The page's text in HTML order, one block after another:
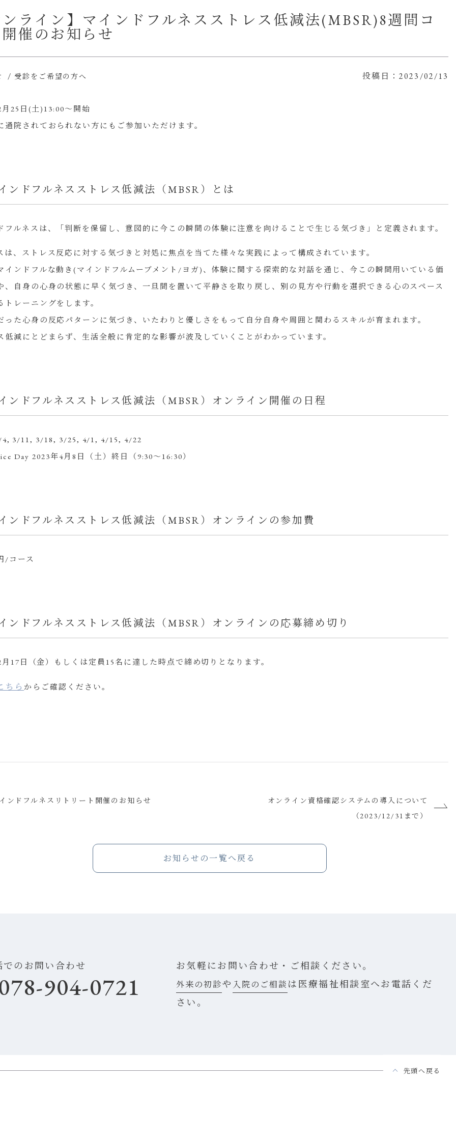
ンライン】マインドフルネスストレス低減法(MBSR)8週間コ
催のお知らせ
/受診をご希望の方へ 投稿日：2023/02/13
月25日(土)13:00〜開始
通院されておられない方にもご参加いただけます。
ンドフルネスストレス低減法（MBSR）とは
フルネスは、「判断を保留し、意図的に今この瞬間の体験に注意を向けることで生じる気づき」と定義されます。
は、ストレス反応に対する気づきと対処に焦点を当てた様々な実践によって構成されています。
インドフルな動き(マインドフルムーブメント/ヨガ)、体験に関する探索的な対話を通じ、今この瞬間用いている価
、自身の心身の状態に早く気づき、一旦間を置いて平静さを取り戻し、別の見方や行動を選択できる心のスペース
トレーニングをします。
った心身の反応パターンに気づき、いたわりと優しさをもって自分自身や周囲と関わるスキルが育まれます。
低減にとどまらず、生活全般に肯定的な影響が波及していくことがわかっています。
ンドフルネスストレス低減法（MBSR）オンライン開催の日程
3/11, 3/18, 3/25, 4/1, 4/15, 4/22
Day 2023年4月8日（土）終日（9:30～16:30）
ンドフルネスストレス低減法（MBSR）オンラインの参加費
/コース
ンドフルネスストレス低減法（MBSR）オンラインの応募締め切り
月17日（金）もしくは定員15名に達した時点で締め切りとなります。
ちら からご確認ください。
ンドフルネスリトリート開催のお知らせ
オンライン資格確認システムの導入について
（2023/12/31まで）
お知らせの一覧へ戻る
でのお問い合わせ
904-0721
お気軽にお問い合わせ・ご相談ください。
外来の初診や 入院のご相談 は医療福祉相談室へお電話くだ
さい。
先頭へ戻る